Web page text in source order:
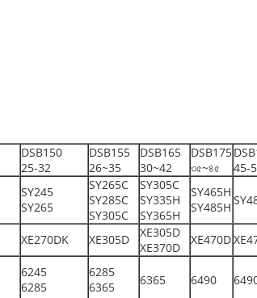
DSB150
25-32
DSB155
26~35
DSB165
30~42
DSB175
৩৫~৪৫
45-
SY245
SY265
SY265C
SY285C
SY305C
SY305C
SY335H
SY365H
SY465H
SY485H
XE270DK XE305D
XE305D
XE370D
XE470D
6245
6285
6285
6365
6365 6490